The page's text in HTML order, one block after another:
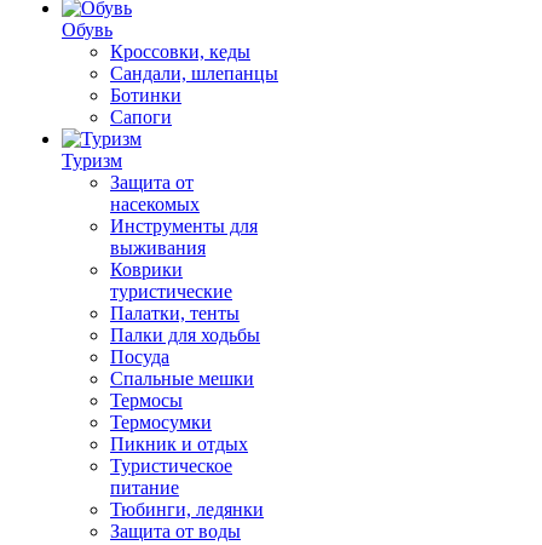
Обувь
Кроссовки, кеды
Сандали, шлепанцы
Ботинки
Сапоги
Туризм
Защита от
насекомых
Инструменты для
выживания
Коврики
туристические
Палатки, тенты
Палки для ходьбы
Посуда
Спальные мешки
Термосы
Термосумки
Пикник и отдых
Туристическое
питание
Тюбинги, ледянки
Защита от воды